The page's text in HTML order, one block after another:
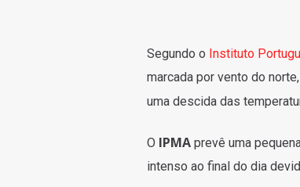
Segundo o Instituto
marcada por vento do
uma descida das
O IPMAprevê uma
intenso ao final do dia